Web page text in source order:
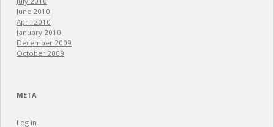
June 2010
April 2010
January 2010
December 2009
October 2009
META
Log in